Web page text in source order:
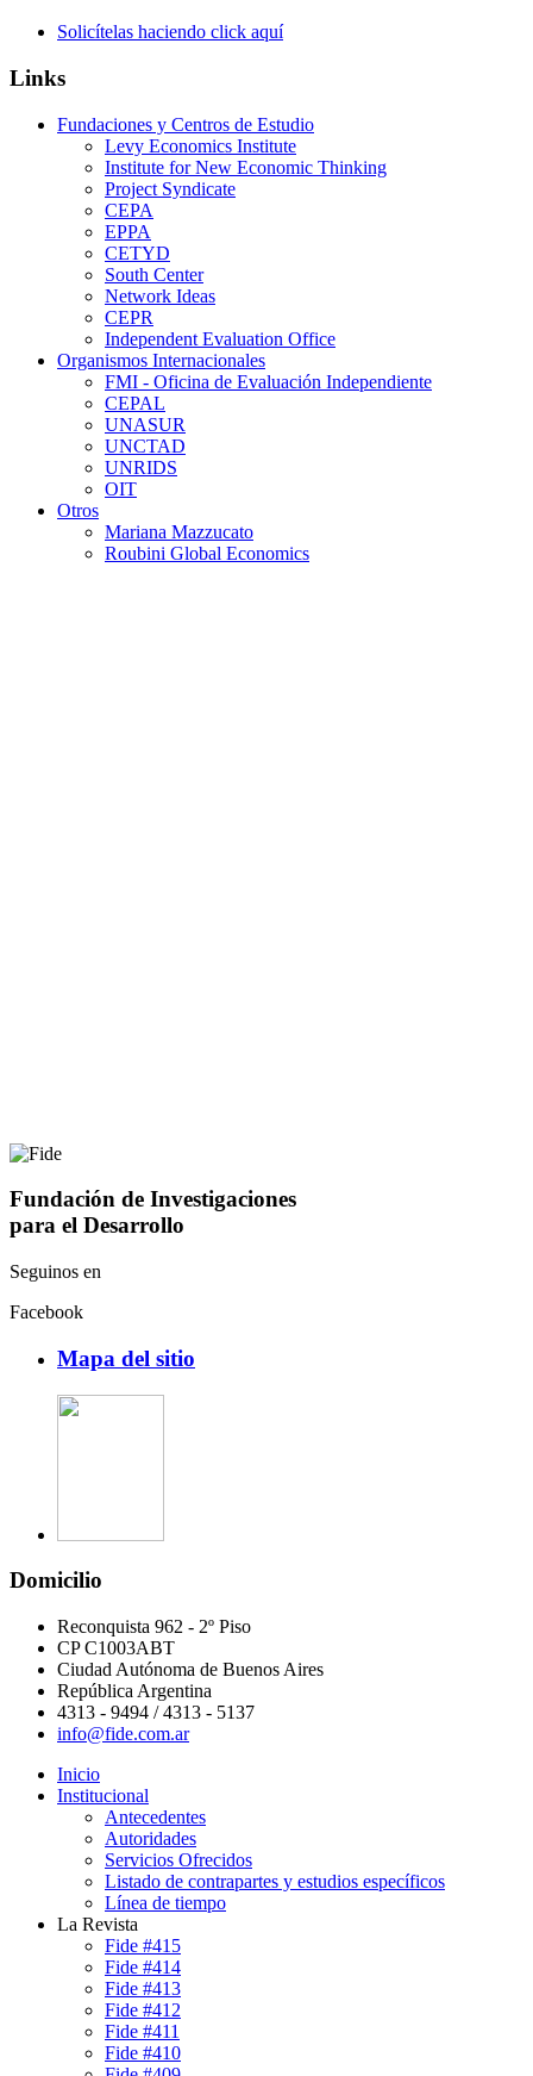
Solicítelas haciendo click aquí
Links
Fundaciones y Centros de Estudio
Levy Economics Institute
Institute for New Economic Thinking
Project Syndicate
CEPA
EPPA
CETYD
South Center
Network Ideas
CEPR
Independent Evaluation Office
Organismos Internacionales
FMI - Oficina de Evaluación Independiente
CEPAL
UNASUR
UNCTAD
UNRIDS
OIT
Otros
Mariana Mazzucato
Roubini Global Economics
Fundación de Investigaciones
para el Desarrollo
Seguinos en
Facebook
Mapa del sitio
Domicilio
Reconquista 962 - 2º Piso
CP C1003ABT
Ciudad Autónoma de Buenos Aires
República Argentina
4313 - 9494 / 4313 - 5137
info@fide.com.ar
Inicio
Institucional
Antecedentes
Autoridades
Servicios Ofrecidos
Listado de contrapartes y estudios específicos
Línea de tiempo
La Revista
Fide #415
Fide #414
Fide #413
Fide #412
Fide #411
Fide #410